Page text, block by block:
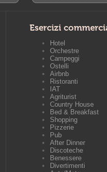
Esercizi
Hotel
Orchestre
Campeggi
Ostelli
Airbnb
Ristoranti
IAT
Agriturist
Country House
Bed & Breakfast
Shopping
Pizzerie
Pub
After Dinner
Discoteche
Benessere
Divertimenti